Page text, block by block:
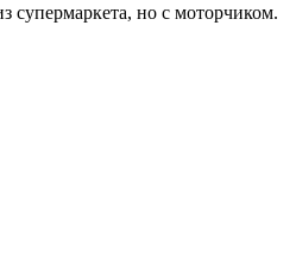
супермаркета, но с моторчиком.